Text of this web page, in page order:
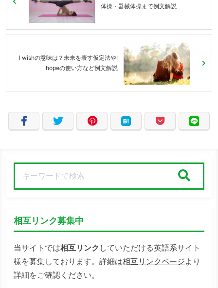
体操・器械体操まで例文解説
I wishの意味は？未来を表す仮定法やI
hopeの使い方など例文解説
相互リンク募集中
当サイトでは相互リンク していただける英語系サイト
様を募集しております。詳細は相互リンクページより
詳細をご確認ください。